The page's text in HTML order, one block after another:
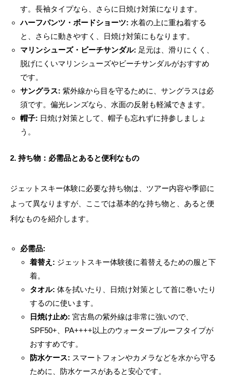
す。長袖タイプなら、さらに日焼け対策になります。
ハーフパンツ・ボードショーツ: 水着の上に重ね着する
と、さらに動きやすく、日焼け対策にもなります。
マリンシューズ・ビーチサンダル: 足元は、滑りにくく、
脱げにくいマリンシューズやビーチサンダルがおすすめ
です。
サングラス: 紫外線から目を守るために、サングラスは必
須です。偏光レンズなら、水面の反射も軽減できます。
帽子: 日焼け対策として、帽子も忘れずに持参しましょ
う。
2. 持ち物：必需品とあると便利なもの
ジェットスキー体験に必要な持ち物は、ツアー内容や季節に
よって異なりますが、ここでは基本的な持ち物と、あると便
利なものを紹介します。
必需品:
着替え: ジェットスキー体験後に着替えるための服と下
着。
タオル: 体を拭いたり、日焼け対策として首に巻いたり
するのに使います。
日焼け止め: 宮古島の紫外線は非常に強いので、
SPF50+、PA++++以上のウォータープルーフタイプが
おすすめです。
防水ケース: スマートフォンやカメラなどを水から守る
ために、防水ケースがあると安心です。